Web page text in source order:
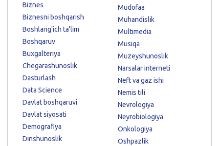
Biznes
Biznesni boshqarish
Boshlang'ich ta'lim
Boshqaruv
Buxgalteriya
Chegarashunoslik
Dasturlash
Data Science
Davlat boshqaruvi
Davlat siyosati
Demografiya
Dinshunoslik
Mudofaa
Muhandislik
Multimedia
Musiqa
Muzeyshunoslik
Narsalar interneti
Neft va gaz ishi
Nemis tili
Nevrologiya
Neyrobiologiya
Onkologiya
Oshpazlik